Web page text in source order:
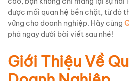
được mối quan hệ bền chặt, từ đó
vững cho doanh nghiệp. Hãy cùng
phá ngay dưới bài viết sau nhé!
Giới Thiệu Về